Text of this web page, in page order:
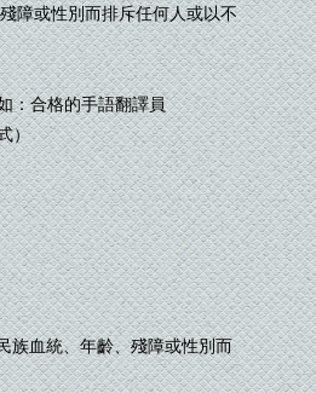
障或性別而排斥任何人或以不
：合格的手語翻譯員
）
族血統、年齡、殘障或性別而